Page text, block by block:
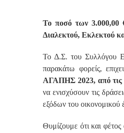
Το ποσό των 3.000,00
Διαλεκτού, Εκλεκτού
Το Δ.Σ. του Συλλόγου
παρακάτω φορείς,
ΑΓΑΠΗΣ 2023, από τις
να ενισχύσουν τις
εξόδων του οικονομικού
Θυμίζουμε ότι και